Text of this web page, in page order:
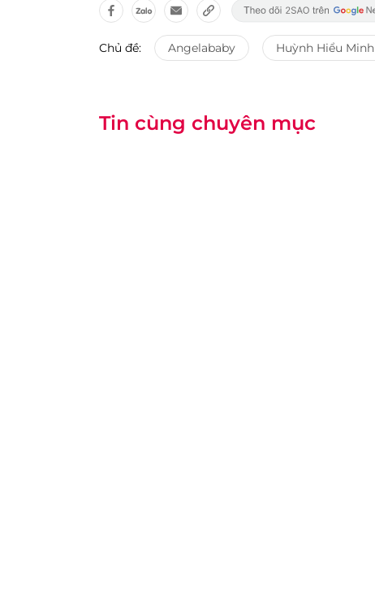
Chủ đề: Angelababy Huỳnh Hiểu Minh
Tin cùng chuyên mục